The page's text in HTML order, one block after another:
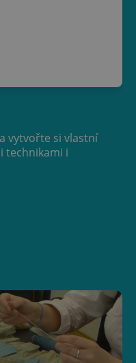
vytvořte si vlastní
technikami i